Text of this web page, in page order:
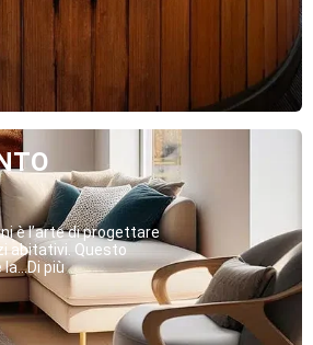
è l’arte di progettare
abitativi. Questo
più